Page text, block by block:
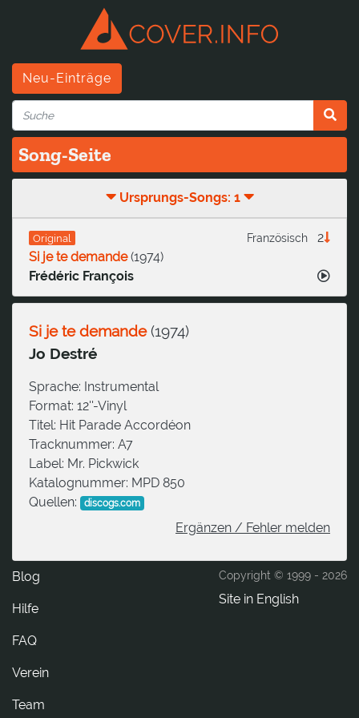
Neu-Einträge
Song-Seite
Ursprungs-Songs: 1
Original 2
Französisch
Si je te demande(1974)
Frédéric François
Si je te demande(1974)
Jo Destré
Sprache: Instrumental
Format: 12''-Vinyl
Titel: Hit Parade Accordéon
Tracknummer: A7
Label: Mr. Pickwick
Katalognummer: MPD 850
Quellen:
discogs.com
Ergänzen / Fehler melden
Copyright © 1999 - 2026
Site in English
Blog
Hilfe
FAQ
Verein
Team